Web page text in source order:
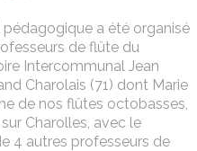
pédagogique a été organisé
de flûte du
Intercommunal Jean
Charolais (71) dont Marie
de nos flûtes octobasses,
Charolles, avec le
4 autres professeurs de